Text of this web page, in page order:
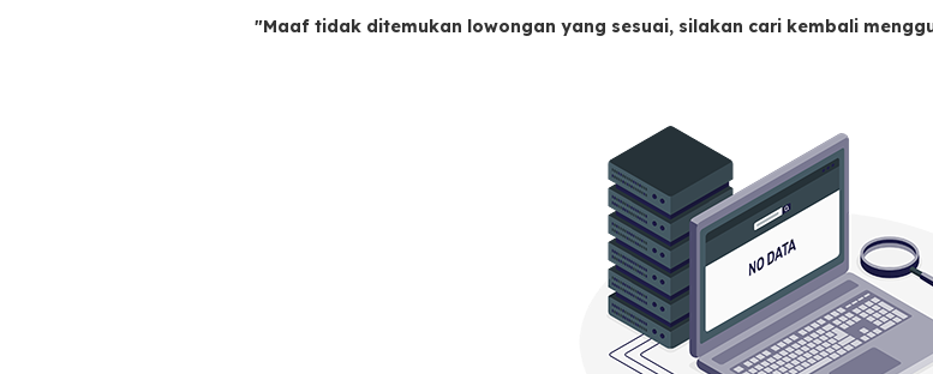
"Maaf tidak ditemukan lowongan yang sesuai, silakan cari kembali